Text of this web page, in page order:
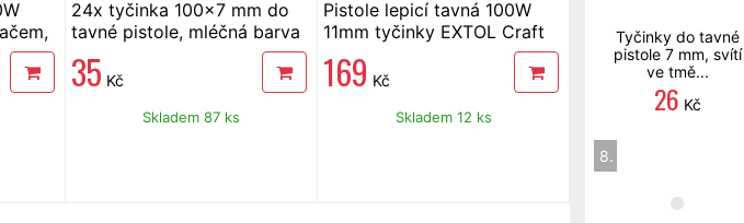
24x tyčinka 100x7 mm do
tavné pistole, mléčná barva
35 Kč
Skladem 87 ks
Pistole lepicí tavná 100W
11mm tyčinky EXTOL Craft
169 Kč
Skladem 12 ks
Tyčinky do tavné
pistole 7 mm, svítí
ve tmě...
26 Kč
8.